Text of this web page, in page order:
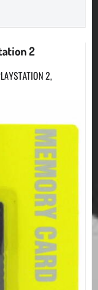
2
2,